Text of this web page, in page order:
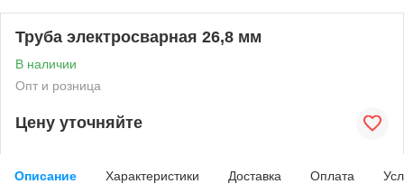
Труба электросварная 26,8 мм
В наличии
Опт и розница
Цену уточняйте
Описание Характеристики Доставка Оплата